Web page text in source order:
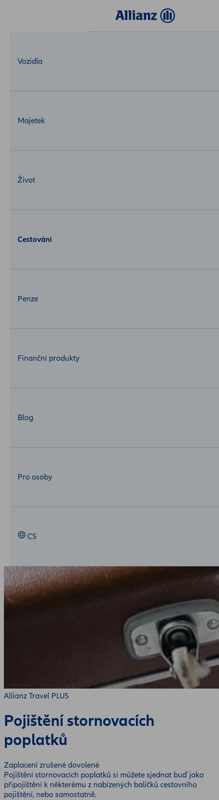
Vozidla
Majetek
Život
Cestování
Penze
Finanční produkty
Blog
Pro osoby
CS
Allianz Travel PLUS
Pojištění stornovacích
poplatků
Zaplacení zrušené dovolené
Pojištění stornovacích poplatků si můžete sjednat buď jako
připojištění k některému z nabízených balíčků cestovního
pojištění, nebo samostatně.